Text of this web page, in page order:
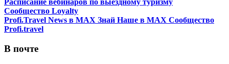
Расписание вебинаров по выездному туризму
Сообщество Loyalty
Profi.Travel News в MAX Знай Наше в MAX Сообщество
Profi.travel
В почте